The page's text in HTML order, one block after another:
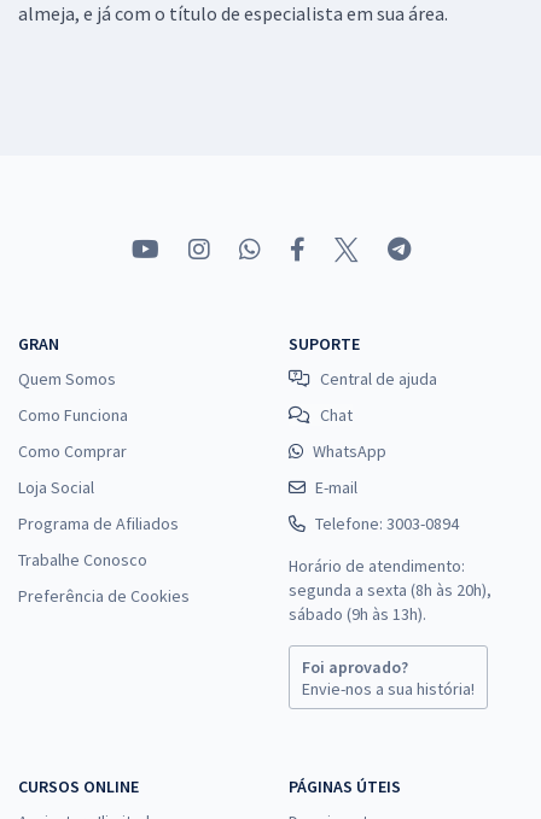
almeja, e já com o título de especialista em sua área.
GRAN
Quem Somos
Como Funciona
Como Comprar
Loja Social
Programa de Afiliados
Trabalhe Conosco
Preferência de Cookies
SUPORTE
Central de ajuda
Chat
WhatsApp
E-mail
Telefone: 3003-0894
Horário de atendimento:
segunda a sexta (8h às 20h),
sábado (9h às 13h).
Foi aprovado?
Envie-nos a sua história!
CURSOS ONLINE
PÁGINAS ÚTEIS